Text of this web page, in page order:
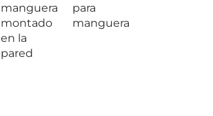
manguera
montado
en la
pared
para
manguera